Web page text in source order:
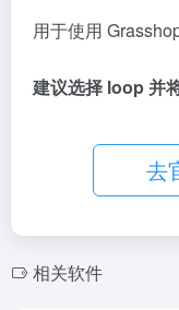
用于使用
建议选择 loop 并
去
相关软件